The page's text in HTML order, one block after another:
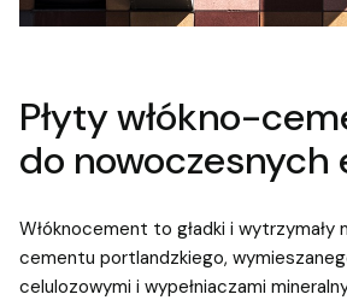
Płyty włókno-
do nowoczesnych
Włóknocement to gładki i wytrzymały
cementu portlandzkiego,
celulozowymi i wypełniaczami